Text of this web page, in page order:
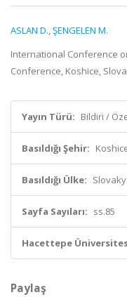
ASLAN D.,ŞENGELEN M.
International Conference
Conference, Koshice,
Yayın Türü: Bildiri /
Basıldığı Şehir:
Basıldığı Ülke:
Sayfa Sayıları: ss.85
Hacettepe
Paylaş